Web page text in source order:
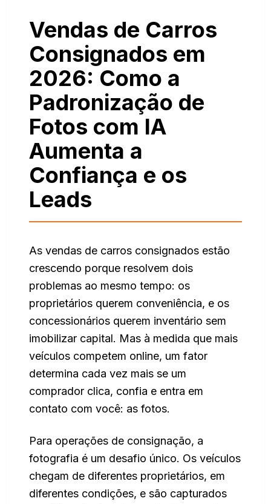
Vendas de Carros
Consignados em
2026: Como a
Padronização de
Fotos com IA
Aumenta a
Confiança e os
Leads
As vendas de carros consignados estão
crescendo porque resolvem dois
problemas ao mesmo tempo: os
proprietários querem conveniência, e os
concessionários querem inventário sem
imobilizar capital. Mas à medida que mais
veículos competem online, um fator
determina cada vez mais se um
comprador clica, confia e entra em
contato com você: as fotos.
Para operações de consignação, a
fotografia é um desafio único. Os veículos
chegam de diferentes proprietários, em
diferentes condições, e são capturados